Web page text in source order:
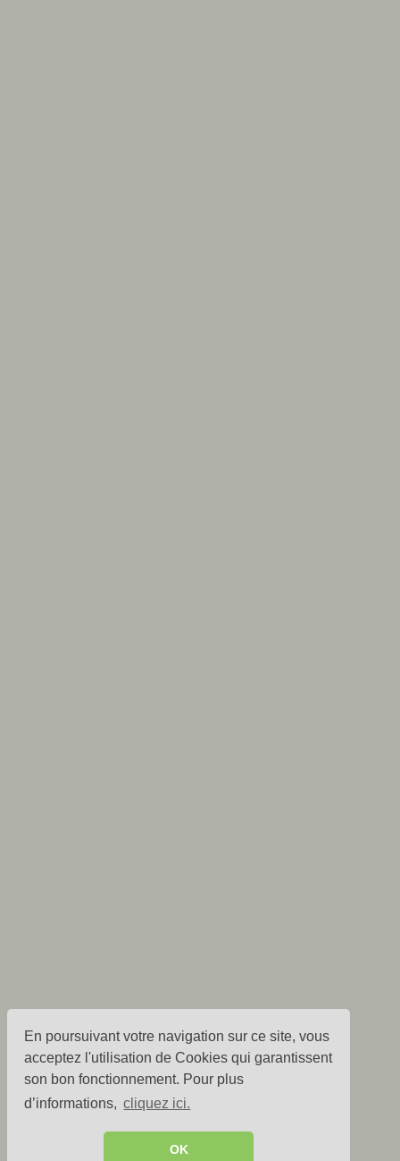
En poursuivant votre navigation sur ce site, vous
acceptez l'utilisation de Cookies qui garantissent
son bon fonctionnement. Pour plus
d’informations, cliquez ici.
OK